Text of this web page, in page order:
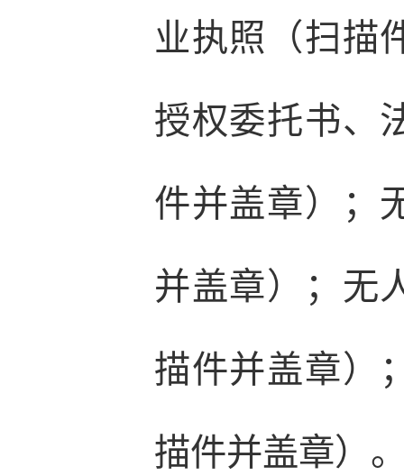
业执照（扫描
授权委托书、
件并盖章）；
并盖章）；无
描件并盖章）
描件并盖章）